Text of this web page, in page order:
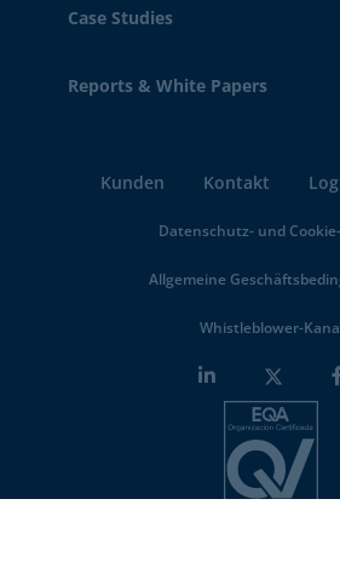
Case Studies
Reports & White Papers
Kunden Kontakt
Datenschutz- und
Allgemeine
Whistleblower-